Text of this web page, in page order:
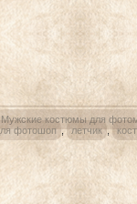
Мужские костюмы для
фотошоп , летчик ,